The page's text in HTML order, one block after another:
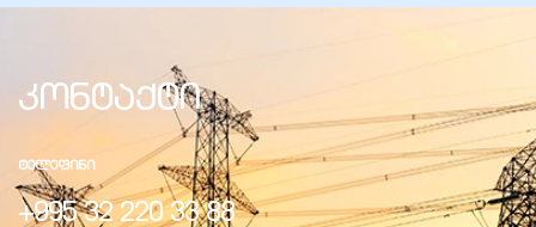
კონტაქტი
ᲢᲔᲚᲔᲤᲘᲜᲘ
+995 32 220 33 88